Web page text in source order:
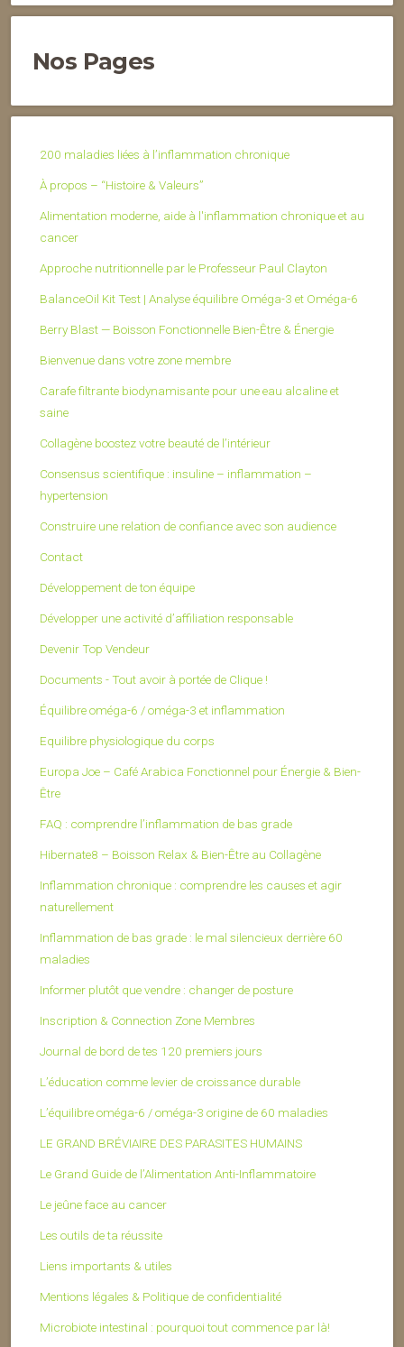
Nos Pages
200 maladies liées à l’inflammation chronique
À propos – “Histoire & Valeurs”
Alimentation moderne, aide à l'inflammation chronique et au
cancer
Approche nutritionnelle par le Professeur Paul Clayton
BalanceOil Kit Test | Analyse équilibre Oméga-3 et Oméga-6
Berry Blast — Boisson Fonctionnelle Bien-Être & Énergie
Bienvenue dans votre zone membre
Carafe filtrante biodynamisante pour une eau alcaline et
saine
Collagène boostez votre beauté de l’intérieur
Consensus scientifique : insuline – inflammation –
hypertension
Construire une relation de confiance avec son audience
Contact
Développement de ton équipe
Développer une activité d’affiliation responsable
Devenir Top Vendeur
Documents - Tout avoir à portée de Clique !
Équilibre oméga-6 / oméga-3 et inflammation
Equilibre physiologique du corps
Europa Joe – Café Arabica Fonctionnel pour Énergie & Bien-
Être
FAQ : comprendre l’inflammation de bas grade
Hibernate8 – Boisson Relax & Bien-Être au Collagène
Inflammation chronique : comprendre les causes et agir
naturellement
Inflammation de bas grade : le mal silencieux derrière 60
maladies
Informer plutôt que vendre : changer de posture
Inscription & Connection Zone Membres
Journal de bord de tes 120 premiers jours
L’éducation comme levier de croissance durable
L’équilibre oméga-6 / oméga-3 origine de 60 maladies
LE GRAND BRÉVIAIRE DES PARASITES HUMAINS
Le Grand Guide de l’Alimentation Anti-Inflammatoire
Le jeûne face au cancer
Les outils de ta réussite
Liens importants & utiles
Mentions légales & Politique de confidentialité
Microbiote intestinal : pourquoi tout commence par là!